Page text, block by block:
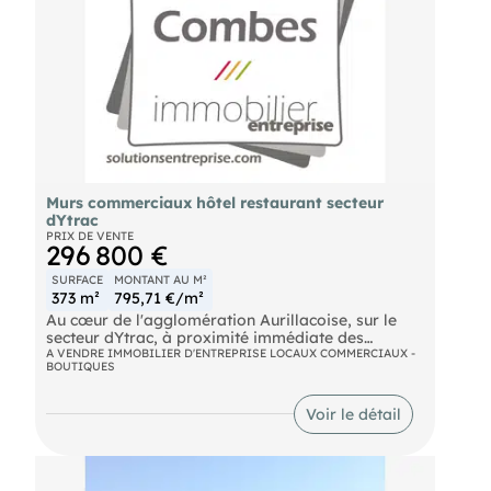
Murs commerciaux hôtel restaurant secteur
dYtrac
PRIX DE VENTE
296 800 €
SURFACE
373 m²
MONTANT AU M²
795,71 €/m²
Au cœur de l'agglomération Aurillacoise, sur le
secteur dYtrac, à proximité immédiate des
principaux axes routiers desservant Aurillac et
son bassin économique, murs commerciaux d'un
intégralement exploité. Cet actif immobilier
constitue une opportunité d'investissement
commercial renouvelé en 2023, générant un
A VENDRE IMMOBILIER D'ENTREPRISE LOCAUX COMMERCIAUX -
BOUTIQUES
Voir le détail